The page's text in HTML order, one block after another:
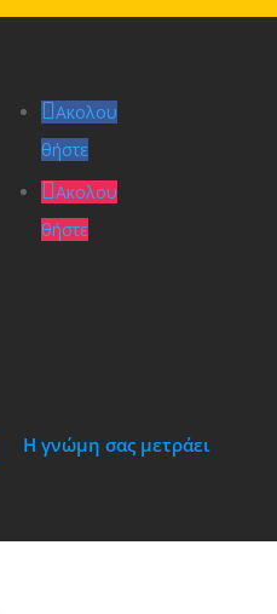
Ακολου
θήστε
Ακολου
θήστε
Η γνώμη σας μετράει